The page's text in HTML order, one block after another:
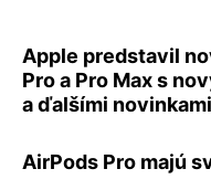
Apple predstavil
Pro a Pro Max s
a ďalšími novinkami
AirPods Pro majú